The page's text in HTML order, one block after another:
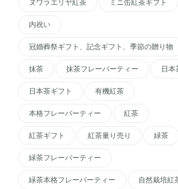
ヌワラエリヤ紅茶 ミニ缶紅茶ギフト
内祝い
冠婚葬祭ギフト、記念ギフト、季節の贈り物
抹茶 抹茶フレーバーティー 日本
日本茶ギフト 有機紅茶
本格フレーバーティー 紅茶
紅茶ギフト 紅茶量り売り 緑茶
緑茶フレーバーティー
緑茶本格フレーバーティー 自然栽培紅